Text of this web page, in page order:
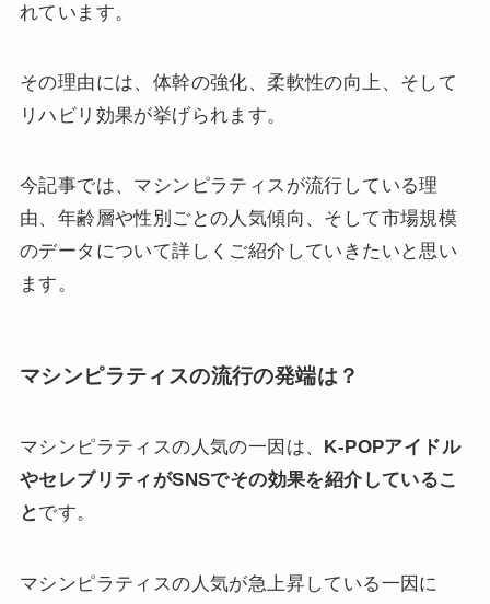
れています。
その理由には、体幹の強化、柔軟性の向上、そして
リハビリ効果が挙げられます。
今記事では、マシンピラティスが流行している理
由、年齢層や性別ごとの人気傾向、そして市場規模
のデータについて詳しくご紹介していきたいと思い
ます。
マシンピラティスの流行の発端は？
マシンピラティスの人気の一因は、
K-POPアイドル
やセレブリティがSNSでその効果を紹介しているこ
と です。
マシンピラティスの人気が急上昇している一因に